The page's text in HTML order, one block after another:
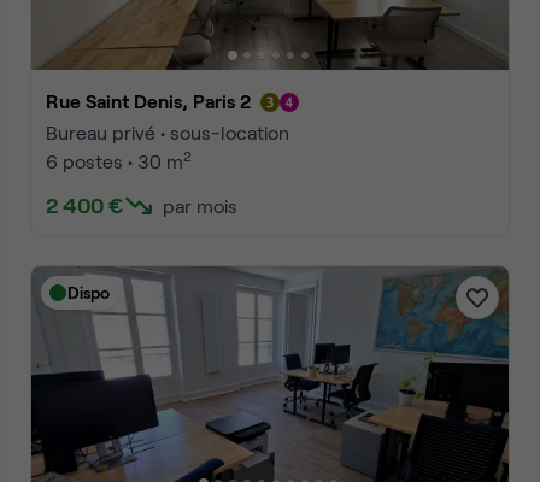
Rue Saint Denis, Paris 2
Bureau privé • sous-location
6 postes • 30 m2
2 400 € par mois
Dispo